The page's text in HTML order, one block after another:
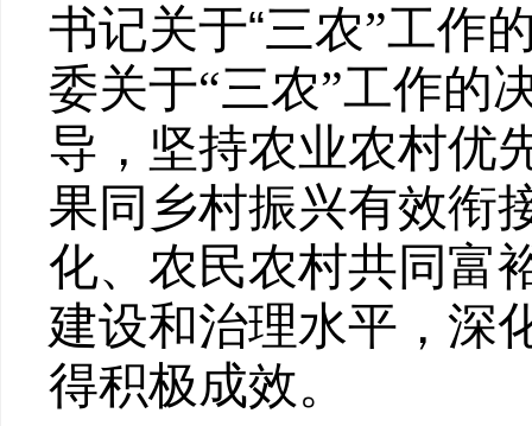
书记关于“三农”工作
委关于“三农”工作的
导，坚持农业农村优
果同乡村振兴有效衔
化、农民农村共同富
建设和治理水平，深
得积极成效。